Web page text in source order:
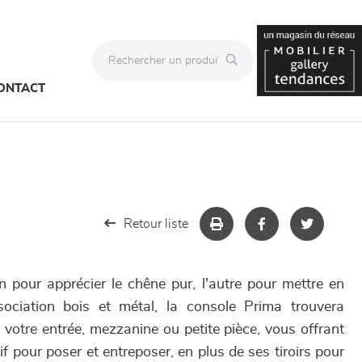
Retour liste
pour apprécier le chêne pur, l'autre pour mettre en
bois et métal, la console Prima trouvera
entrée, mezzanine ou petite pièce, vous offrant
pour poser et entreposer, en plus de ses tiroirs pour